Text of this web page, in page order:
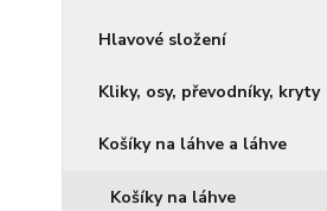
Hlavové složení
Kliky, osy, převodníky, kryty
Košíky na láhve a láhve
Košíky na láhve